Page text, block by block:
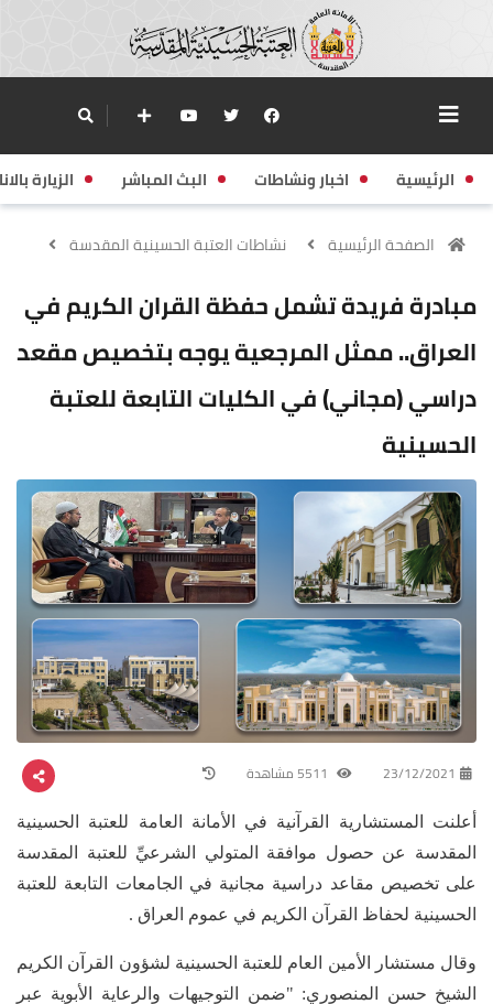
الرئيسية اخبار ونشاطات البث المباشر الزيارة
الصفحة الرئيسية نشاطات العتبة الحسينية المقدسة
مبادرة فريدة تشمل حفظة القران الكريم في
العراق.. ممثل المرجعية يوجه بتخصيص مقعد
دراسي (مجاني) في الكليات التابعة للعتبة
الحسينية
23/12/2021
أعلنت المستشارية القرآنية في الأمانة العامة للعتبة الحسينية
المقدسة عن حصول موافقة المتولي الشرعيِّ للعتبة المقدسة
على تخصيص مقاعد دراسية مجانية في الجامعات التابعة للعتبة
الحسينية لحفاظ القرآن الكريم في عموم العراق .
وقال مستشار الأمين العام للعتبة الحسينية لشؤون القرآن الكريم
الشيخ حسن المنصوري: "ضمن التوجيهات والرعاية الأبوية عبر